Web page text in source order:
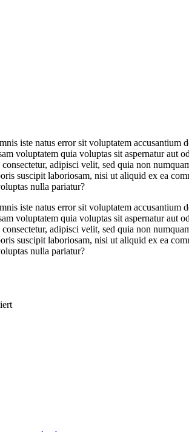
iste natus error sit voluptatem
voluptatem quia voluptas sit aspernatur aut
adipisci velit, sed quia non
suscipit laboriosam, nisi ut aliquid ex ea
nulla pariatur?
iste natus error sit voluptatem
voluptatem quia voluptas sit aspernatur aut
adipisci velit, sed quia non
suscipit laboriosam, nisi ut aliquid ex ea
nulla pariatur?